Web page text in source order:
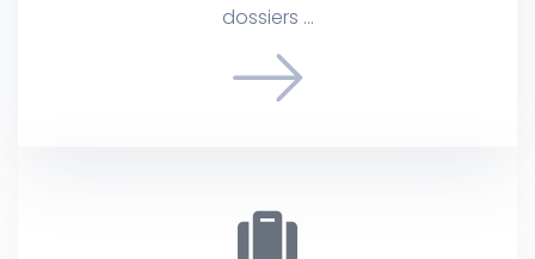
dossiers …